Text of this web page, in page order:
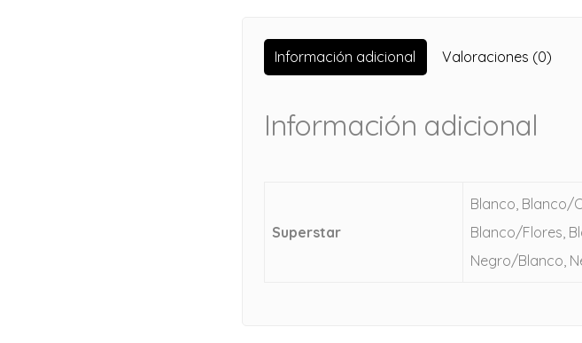
Información adicional Valoraciones (0)
Información adicional
Superstar
Blanco, Blanco/
Blanco/Flores,
Negro/Blanco,